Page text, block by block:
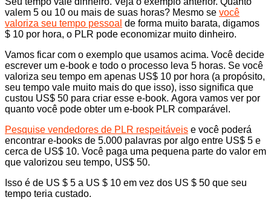
valem 5 ou 10 ou mais de suas horas? Mesmo se você
valoriza seu tempo pessoal de forma muito barata, digamos
$ 10 por hora, o PLR pode economizar muito dinheiro.
Vamos ficar com o exemplo que usamos acima. Você decide
escrever um e-book e todo o processo leva 5 horas. Se você
valoriza seu tempo em apenas US$ 10 por hora (a propósito,
seu tempo vale muito mais do que isso), isso significa que
custou US$ 50 para criar esse e-book. Agora vamos ver por
quanto você pode obter um e-book PLR comparável.
Pesquise vendedores de PLR ​​respeitáveis ​​e você poderá
encontrar e-books de 5.000 palavras por algo entre US$ 5 e
cerca de US$ 10. Você paga uma pequena parte do valor em
que valorizou seu tempo, US$ 50.
Isso é de US $ 5 a US $ 10 em vez dos US $ 50 que seu
tempo teria custado.